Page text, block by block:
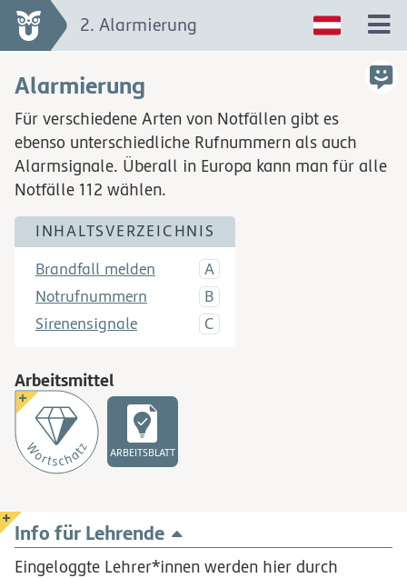
Alarmierung
Für verschiedene Arten von Notfällen gibt es
ebenso unterschiedliche Rufnummern als auch
Alarmsignale. Überall in Europa kann man für alle
Notfälle 112 wählen.
INHALTSVERZEICHNIS
Brandfall melden
Notrufnummern
Sirenensignale
Arbeitsmittel
ARBEITSBLATT
Info für Lehrende
Eingeloggte Lehrer*innen werden hier durch
2. Alarmierung